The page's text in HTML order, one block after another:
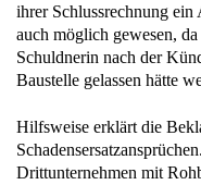
ihrer Schlussrechnung
auch möglich gewesen,
Schuldnerin nach der
Baustelle gelassen hätte
Hilfsweise erklärt die
Drittunternehmen mit